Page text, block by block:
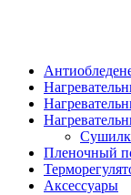
Пленочный
Аксессуары